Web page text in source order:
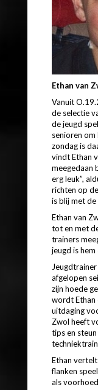
Ethan van
Vanuit
de selectie
de jeugd
senioren
zondag is
vindt Ethan
meegedaan
erg leuk”,
richten op
is blij met
Ethan van
tot en met
trainers
jeugd is
afgelopen
zijn hoede
wordt Ethan
uitdaging
Zwol heeft
tips en
Ethan
flanken
als